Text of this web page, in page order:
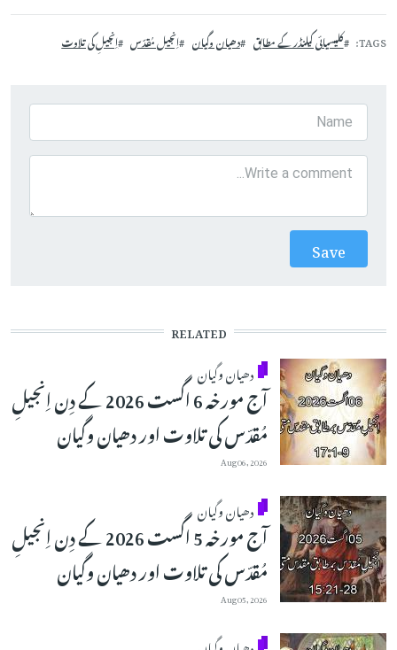
TAGS کلیسیائی کیلنڈر کے مطابق دھیان وگیان اِنجیل مُقدّس اِنجیلِ کی تلاوت
RELATED
دھیان وگیان
آج مورخہ 6 اگست 2026 کے دِن اِنجیلِ
مُقدّس کی تلاوت اور دھیان وگیان
Aug 06, 2026
دھیان وگیان
آج مورخہ 5 اگست 2026 کے دِن اِنجیلِ
مُقدّس کی تلاوت اور دھیان وگیان
Aug 05, 2026